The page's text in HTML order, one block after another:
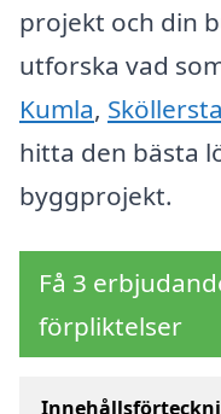
projekt och din
utforska vad
Kumla, Sköllersta
hitta den bästa
byggprojekt.
Få 3
förpliktelser